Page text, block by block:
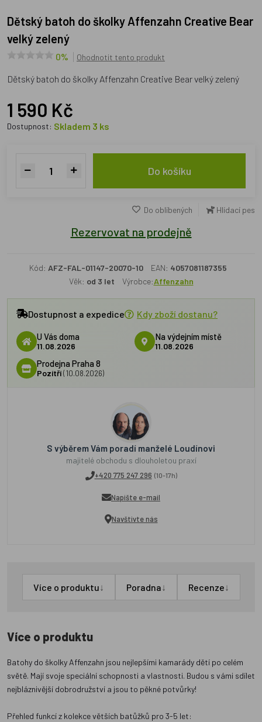
Dětský batoh do školky Affenzahn Creative Bear
velký zelený
0% Ohodnotit tento produkt
Dětský batoh do školky Affenzahn Creative Bear velký zelený
1 590 Kč
Dostupnost: Skladem 3 ks
Do košíku
Do oblíbených Hlídací pes
Rezervovat na prodejně
Kód: AFZ-FAL-01147-20070-10 EAN: 4057081187355
Věk: od 3 let Výrobce:Affenzahn
Dostupnost a expedice Kdy zboží dostanu?
U Vás doma
11.08.2026
Na výdejním místě
11.08.2026
Prodejna Praha 8
Pozítří(10.08.2026)
S výběrem Vám poradí manželé Loudínovi
majitelé obchodu s dlouholetou praxí
+420 775 247 296 (10-17h)
Napište e-mail
Navštivte nás
Více o produktu↓ Poradna↓ Recenze↓
Více o produktu
Batohy do školky Affenzahn jsou nejlepšími kamarády dětí po celém
světě. Mají svoje speciální schopnosti a vlastnosti. Budou s vámi sdílet
nejbláznivější dobrodružství a jsou to pěkné potvůrky!
Přehled funkcí z kolekce větších batůžků pro 3-5 let: